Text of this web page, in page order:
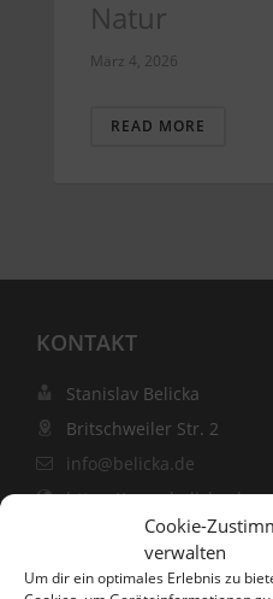
Cookie-
verwalten
Um dir ein optimales Erlebnis zu
Natur
März 4, 2026
READ MORE
KONTAKT
Stanislav Belicka
Britschweiler Str. 2
info@belicka.de
https://www.belicka.de